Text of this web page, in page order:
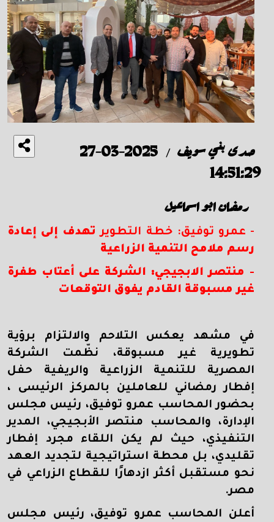
صدى بني سويف /
2025-03-27
14:51:29
رمضان ابو اسماعيل
- عمرو توفيق: خطة التطوير تهدف إلى إعادة
رسم ملامح التنمية الزراعية
- منتصر الابجيجي: الشركة على أعتاب طفرة
غير مسبوقة القادم يفوق التوقعات
في مشهد يعكس التلاحم والالتزام برؤية
تطويرية غير مسبوقة، نظّمت الشركة
المصرية للتنمية الزراعية والريفية حفل
إفطار رمضاني للعاملين بالمركز الرئيسى ،
بحضور المحاسب عمرو توفيق، رئيس مجلس
الإدارة، والمحاسب منتصر الأبجيجي، المدير
التنفيذي، حيث لم يكن اللقاء مجرد إفطار
تقليدي، بل محطة استراتيجية لتجديد العهد
نحو مستقبل أكثر ازدهارًا للقطاع الزراعي في
مصر.
أعلن المحاسب عمرو توفيق، رئيس مجلس